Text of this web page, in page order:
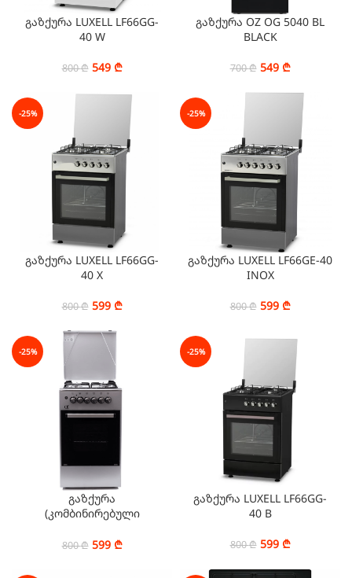
გაზქურა LUXELL LF66GG-
40 W
800₾ 549 ₾
გაზქურა OZ OG 5040 BL
BLACK
700₾ 549 ₾
-25%
გაზქურა LUXELL LF66GG-
40 X
800₾ 599 ₾
-25%
გაზქურა LUXELL LF66GE-40
INOX
800₾ 599 ₾
-25%
გაზქურა
(კომბინირებული
800₾ 599 ₾
-25%
გაზქურა LUXELL LF66GG-
40 B
800₾ 599 ₾